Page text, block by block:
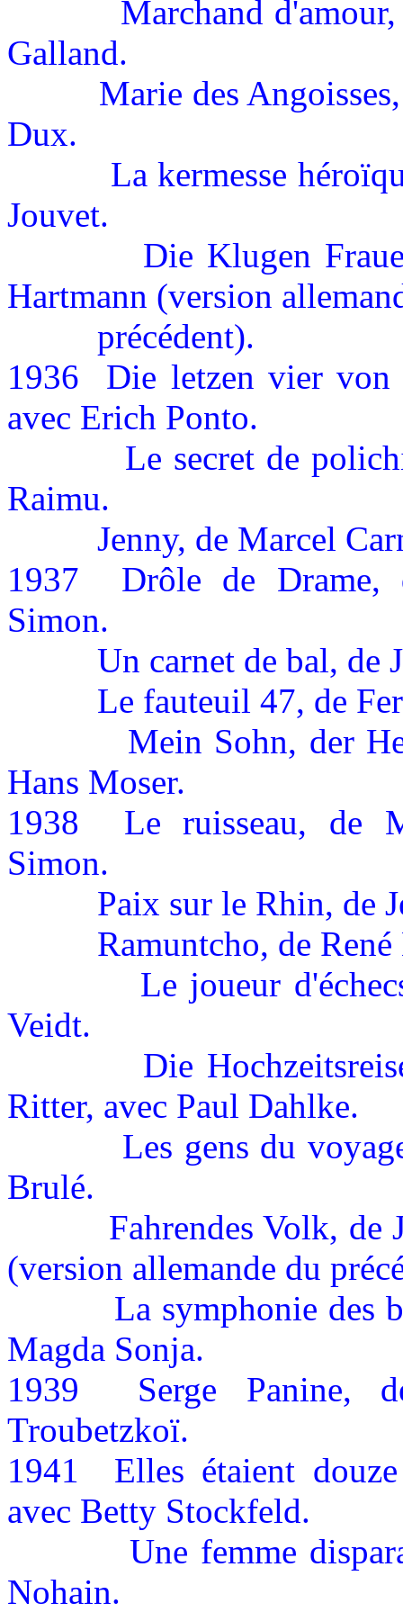
Marchand
Galland.
Marie des
Dux.
La kermesse
Jouvet.
Die Klugen
Hartmann (version
précédent).
1936
Die letzen vier von
avec Erich Ponto.
Le secret de
Raimu.
Jenny, de Marcel
1937
Drôle de Drame,
Simon.
Un carnet de bal,
Le fauteuil 47, de
Mein Sohn, der
Hans Moser.
1938
Le ruisseau, de
Simon.
Paix sur le Rhin, de
Ramuntcho, de
Le joueur
Veidt.
Die
Ritter, avec Paul Dahlke.
Les gens du
Brulé.
Fahrendes Volk, de
(version allemande du
La symphonie des
Magda Sonja.
1939
Serge Panine,
Troubetzkoï.
1941
Elles étaient
avec Betty Stockfeld.
Une femme
Nohain.